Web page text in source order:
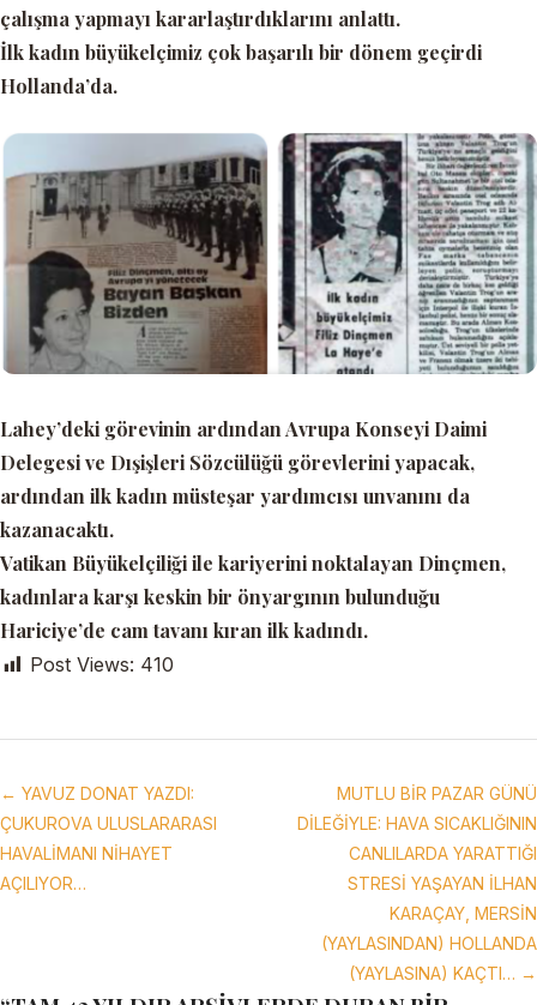
çalışma yapmayı kararlaştırdıklarını anlattı.
İlk kadın büyükelçimiz çok başarılı bir dönem geçirdi
Hollanda’da.
Lahey’deki görevinin ardından Avrupa Konseyi Daimi
Delegesi ve Dışişleri Sözcülüğü görevlerini yapacak,
ardından ilk kadın müsteşar yardımcısı unvanını da
kazanacaktı.
Vatikan Büyükelçiliği ile kariyerini noktalayan Dinçmen,
kadınlara karşı keskin bir önyargının bulunduğu
Hariciye’de cam tavanı kıranilk kadındı.
Post Views: 410
← YAVUZ DONAT YAZDI:
ÇUKUROVA ULUSLARARASI
HAVALİMANI NİHAYET
AÇILIYOR…
MUTLU BİR PAZAR GÜNÜ
DİLEĞİYLE: HAVA SICAKLIĞININ
CANLILARDA YARATTIĞI
STRESİ YAŞAYAN İLHAN
KARAÇAY, MERSİN
(YAYLASINDAN) HOLLANDA
(YAYLASINA) KAÇTI… →